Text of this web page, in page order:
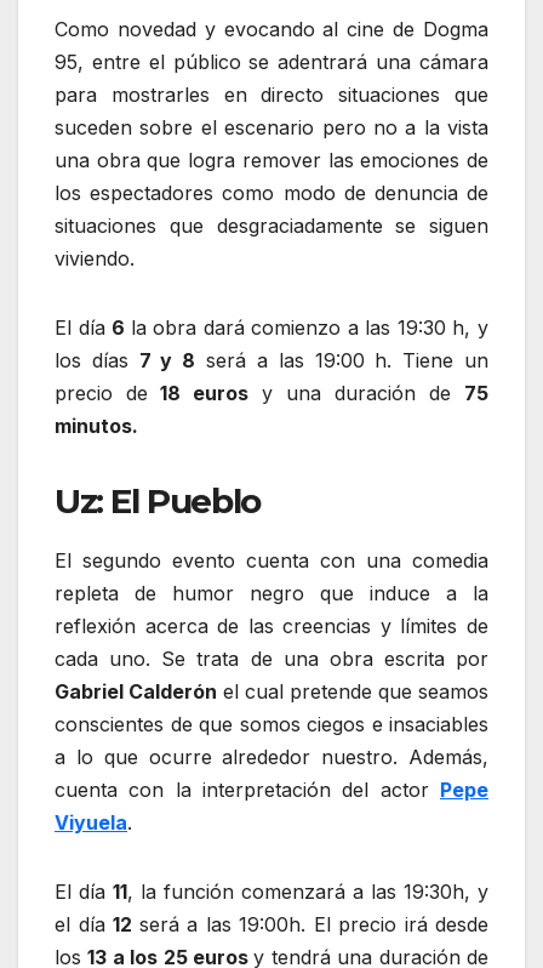
Como novedad y evocando al cine de Dogma
95, entre el público se adentrará una cámara
para mostrarles en directo situaciones que
suceden sobre el escenario pero no a la vista
una obra que logra remover las emociones de
los espectadores como modo de denuncia de
situaciones que desgraciadamente se siguen
viviendo.
El día 6 la obra dará comienzo a las 19:30 h, y
los días 7 y 8 será a las 19:00 h. Tiene un
precio de 18 euros y una duración de 75
minutos.
Uz: El Pueblo
El segundo evento cuenta con una comedia
repleta de humor negro que induce a la
reflexión acerca de las creencias y límites de
cada uno. Se trata de una obra escrita por
Gabriel Calderón el cual pretende que seamos
conscientes de que somos ciegos e insaciables
a lo que ocurre alrededor nuestro. Además,
cuenta con la interpretación del actor Pepe
Viyuela.
El día 11, la función comenzará a las 19:30h, y
el día 12 será a las 19:00h. El precio irá desde
los13 a los 25 eurosy tendrá una duración de